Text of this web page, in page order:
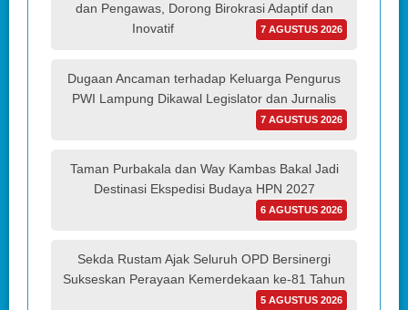
dan Pengawas, Dorong Birokrasi Adaptif dan
Inovatif
7 AGUSTUS 2026
Dugaan Ancaman terhadap Keluarga Pengurus
PWI Lampung Dikawal Legislator dan Jurnalis
7 AGUSTUS 2026
Taman Purbakala dan Way Kambas Bakal Jadi
Destinasi Ekspedisi Budaya HPN 2027
6 AGUSTUS 2026
Sekda Rustam Ajak Seluruh OPD Bersinergi
Sukseskan Perayaan Kemerdekaan ke-81 Tahun
5 AGUSTUS 2026